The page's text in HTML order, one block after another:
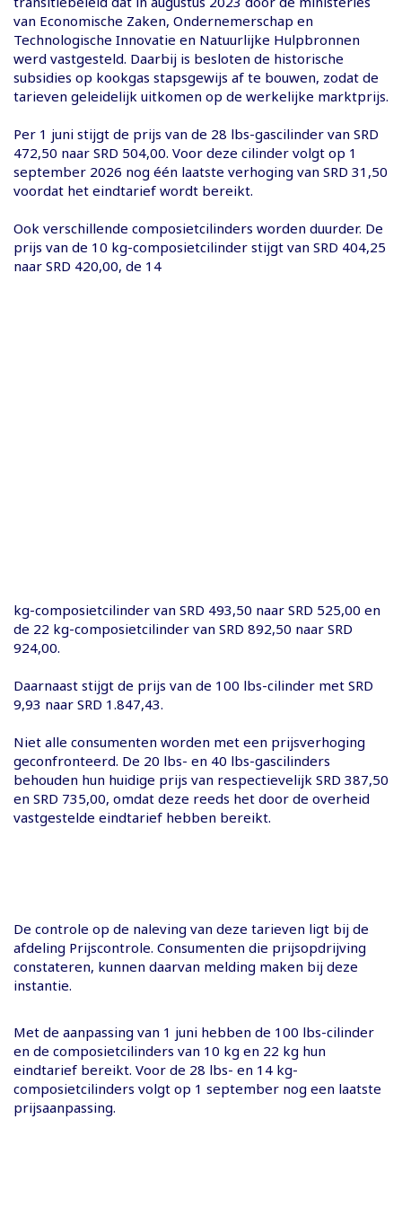
van Economische Zaken, Ondernemerschap en
Technologische Innovatie en Natuurlijke Hulpbronnen
werd vastgesteld. Daarbij is besloten de historische
subsidies op kookgas stapsgewijs af te bouwen, zodat de
tarieven geleidelijk uitkomen op de werkelijke marktprijs.
Per 1 juni stijgt de prijs van de 28 lbs-gascilinder van SRD
472,50 naar SRD 504,00. Voor deze cilinder volgt op 1
september 2026 nog één laatste verhoging van SRD 31,50
voordat het eindtarief wordt bereikt.
Ook verschillende composietcilinders worden duurder. De
prijs van de 10 kg-composietcilinder stijgt van SRD 404,25
naar SRD 420,00, de 14
kg-composietcilinder van SRD 493,50 naar SRD 525,00 en
de 22 kg-composietcilinder van SRD 892,50 naar SRD
924,00.
Daarnaast stijgt de prijs van de 100 lbs-cilinder met SRD
9,93 naar SRD 1.847,43.
Niet alle consumenten worden met een prijsverhoging
geconfronteerd. De 20 lbs- en 40 lbs-gascilinders
behouden hun huidige prijs van respectievelijk SRD 387,50
en SRD 735,00, omdat deze reeds het door de overheid
vastgestelde eindtarief hebben bereikt.
De controle op de naleving van deze tarieven ligt bij de
afdeling Prijscontrole. Consumenten die prijsopdrijving
constateren, kunnen daarvan melding maken bij deze
instantie.
Met de aanpassing van 1 juni hebben de 100 lbs-cilinder
en de composietcilinders van 10 kg en 22 kg hun
eindtarief bereikt. Voor de 28 lbs- en 14 kg-
composietcilinders volgt op 1 september nog een laatste
prijsaanpassing.